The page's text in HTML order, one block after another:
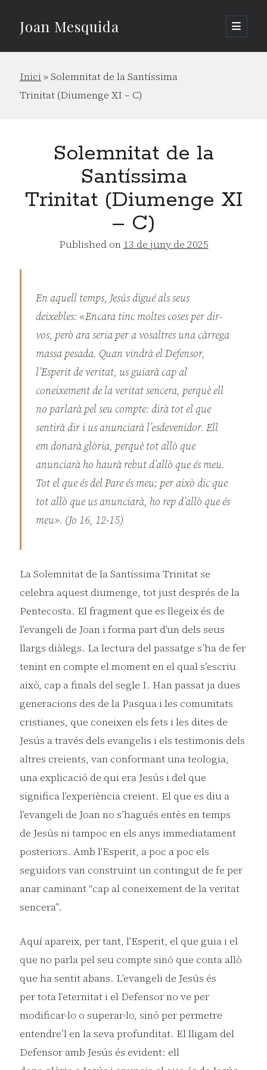
Joan Mesquida
open
primary
Sidebar
Inici »Solemnitat de la Santíssima
Trinitat (Diumenge XI – C)
Solemnitat de la
Santíssima
Trinitat (Diumenge XI
– C)
Published on 13 de juny de 2025
En aquell temps, Jesús digué als seus
deixebles: «Encara tinc moltes coses per dir-
vos, però ara seria per a vosaltres una càrrega
massa pesada. Quan vindrà el Defensor,
l’Esperit de veritat, us guiarà cap al
coneixement de la veritat sencera, perquè ell
no parlarà pel seu compte: dirà tot el que
sentirà dir i us anunciarà l’esdevenidor. Ell
em donarà glòria, perquè tot allò que
anunciarà ho haurà rebut d’allò que és meu.
Tot el que és del Pare és meu; per això dic que
tot allò que us anunciarà, ho rep d’allò que és
meu». (Jo 16, 12-15)
La Solemnitat de la Santíssima Trinitat se
celebra aquest diumenge, tot just després de la
Pentecosta. El fragment que es llegeix és de
l’evangeli de Joan i forma part d’un dels seus
llargs diàlegs. La lectura del passatge s’ha de fer
tenint en compte el moment en el qual s’escriu
això, cap a finals del segle I. Han passat ja dues
generacions des de la Pasqua i les comunitats
cristianes, que coneixen els fets i les dites de
Jesús a través dels evangelis i els testimonis dels
altres creients, van conformant una teologia,
una explicació de qui era Jesús i del que
significa l’experiència creient. El que es diu a
l’evangeli de Joan no s’hagués entès en temps
de Jesús ni tampoc en els anys immediatament
posteriors. Amb l’Esperit, a poc a poc els
seguidors van construint un contingut de fe per
anar caminant “cap al coneixement de la veritat
sencera”.
Aquí apareix, per tant, l’Esperit, el que guia i el
que no parla pel seu compte sinó que conta allò
que ha sentit abans. L’evangeli de Jesús és
per tota l’eternitat i el Defensor no ve per
modificar-lo o superar-lo, sinó per permetre
entendre’l en la seva profunditat. El lligam del
Defensor amb Jesús és evident: ell